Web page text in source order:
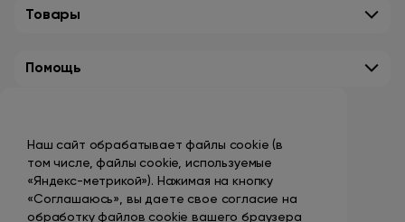
Наш сайт обрабатывает файлы cookie (в
том числе, файлы cookie, используемые
«Яндекс-метрикой»). Нажимая на кнопку
«Соглашаюсь», вы даете свое согласие на
обработку файлов cookie вашего браузера
Товары
Помощь
+7 (495) 149-10-99
promo@smokenvape.su
пн-пт: 9:00 – 18:00